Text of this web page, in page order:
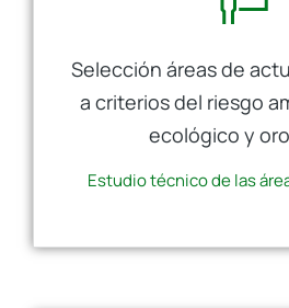
Selección áreas de
a criterios del riesgo
ecológico y
Estudio técnico de las